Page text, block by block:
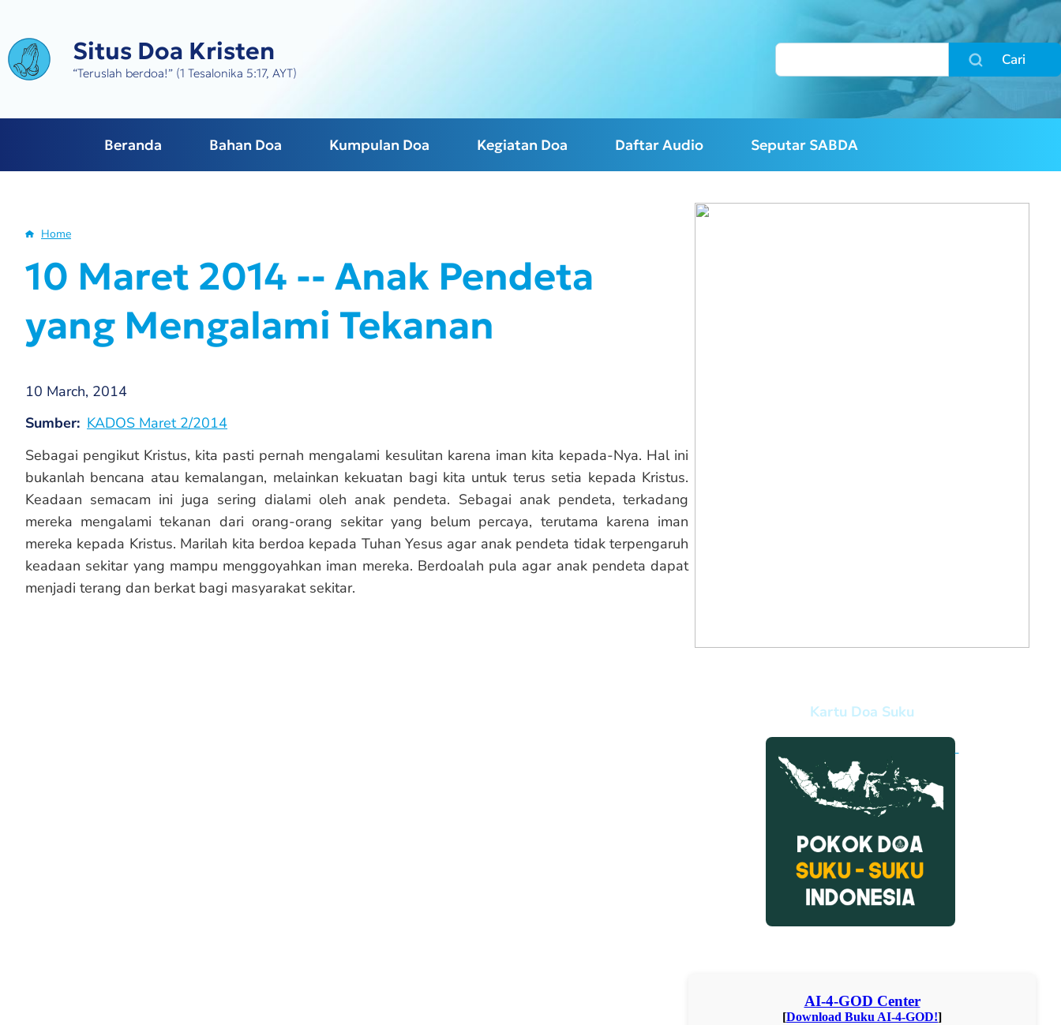
main
content
Situs Doa Kristen
“Teruslah berdoa!” (1 Tesalonika 5:17, AYT)
Beranda Bahan Doa Kumpulan Doa Kegiatan Doa Daftar Audio Seputar SABDA
Home
10 Maret 2014 -- Anak Pendeta
yang Mengalami Tekanan
10 March, 2014
Sumber KADOS Maret 2/2014
Sebagai pengikut Kristus, kita pasti pernah mengalami kesulitan karena iman kita kepada-Nya. Hal ini
bukanlah bencana atau kemalangan, melainkan kekuatan bagi kita untuk terus setia kepada Kristus.
Keadaan semacam ini juga sering dialami oleh anak pendeta. Sebagai anak pendeta, terkadang
mereka mengalami tekanan dari orang-orang sekitar yang belum percaya, terutama karena iman
mereka kepada Kristus. Marilah kita berdoa kepada Tuhan Yesus agar anak pendeta tidak terpengaruh
keadaan sekitar yang mampu menggoyahkan iman mereka. Berdoalah pula agar anak pendeta dapat
menjadi terang dan berkat bagi masyarakat sekitar.
Kartu Doa Suku